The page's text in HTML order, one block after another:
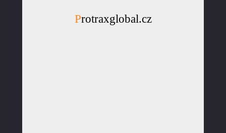
Protraxglobal.cz